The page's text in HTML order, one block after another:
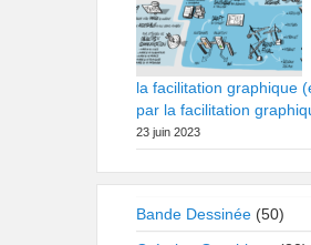
la facilitation graphique
par la facilitation
23 juin 2023
Bande Dessinée (50)